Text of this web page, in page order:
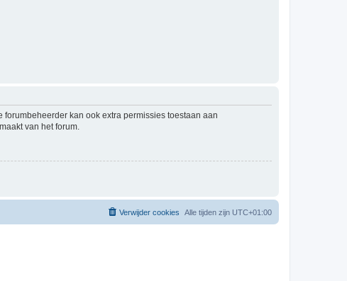
kan ook extra permissies toestaan aan
van het forum.
Alle tijden zijn UTC+01:00
Verwijder cookies